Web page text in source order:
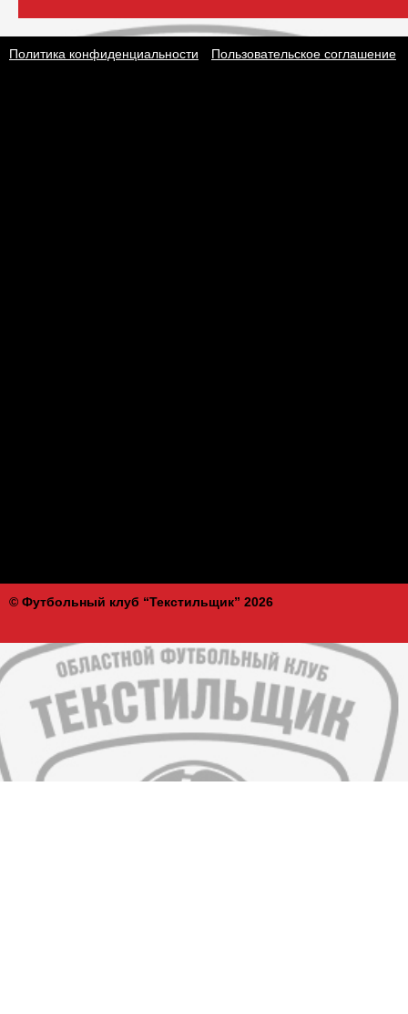
Политика конфиденциальности Пользовательское соглашение
© Футбольный клуб “Текстильщик” 2026